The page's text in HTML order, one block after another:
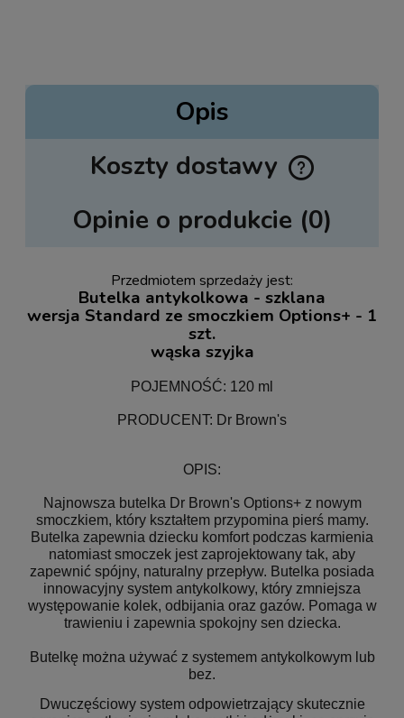
Opis
Koszty dostawy
Cena nie zawiera ewentualnych kosztów płatności
Opinie o produkcie (0)
Przedmiotem sprzedaży jest:
Butelka antykolkowa - szklana
wersja Standard ze smoczkiem Options+ - 1
szt.
wąska szyjka
POJEMNOŚĆ: 120 ml
PRODUCENT: Dr Brown's
OPIS:
Najnowsza butelka Dr Brown's Options+ z nowym
smoczkiem, który kształtem przypomina pierś mamy.
Butelka zapewnia dziecku komfort podczas karmienia
natomiast smoczek jest zaprojektowany tak, aby
zapewnić spójny, naturalny przepływ. Butelka posiada
innowacyjny system antykolkowy, który zmniejsza
występowanie kolek, odbijania oraz gazów. Pomaga w
trawieniu i zapewnia spokojny sen dziecka.
Butelkę można używać z systemem antykolkowym lub
bez.
Dwuczęściowy system odpowietrzający skutecznie